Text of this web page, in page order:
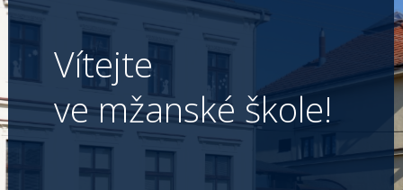
Vítejte
ve mžanské škole!